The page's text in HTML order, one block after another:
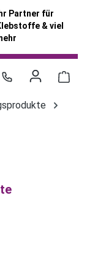
Ihr Partner für
& viel